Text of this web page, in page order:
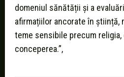
domeniul sănătății și a
afirmațiilor ancorate în știință,
teme sensibile precum religia,
conceperea.”,